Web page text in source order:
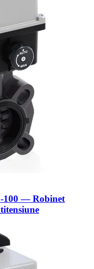
100 — Robinet